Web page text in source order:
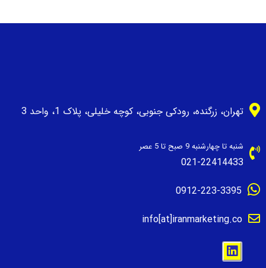
تهران، زرگنده، رودکی جنوبی، کوچه خلیلی، پلاک 1، واحد 3
شنبه تا چهارشنبه 9 صبح تا 5 عصر
021-22414433
0912-223-3395
info[at]iranmarketing.co